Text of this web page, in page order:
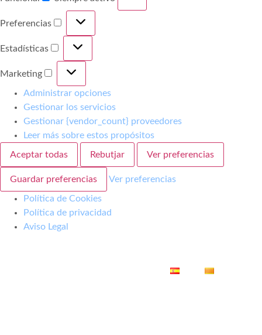
Preferencias
Estadísticas
Marketing
Administrar opciones
Gestionar los servicios
Gestionar {vendor_count} proveedores
Leer más sobre estos propósitos
Aceptar todas Rebutjar Ver preferencias
Guardar preferencias Ver preferencias
Política de Cookies
Política de privacidad
Aviso Legal